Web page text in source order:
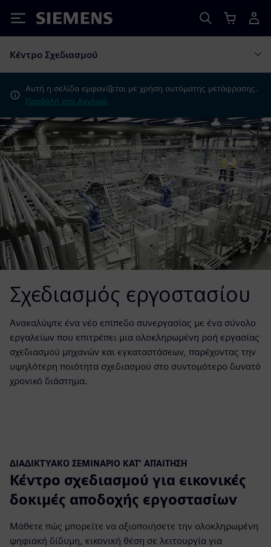
Siemens
Κέντρο Σχεδιασμού
Αυτή η σελίδα εμφανίζεται με χρήση αυτόματης μετάφρασης.
Προβολή στα Αγγλικά;
Σχεδιασμός εργοστασίου
Ανακαλύψτε ένα νέο επίπεδο συνεργασίας με ένα σύνολο
εργαλείων που επιτρέπει μια ολοκληρωμένη ροή εργασίας
σχεδιασμού μηχανών και εγκαταστάσεων, παρέχοντας την
υψηλότερη ποιότητα σχεδιασμού στο συντομότερο δυνατό
χρονικό διάστημα.
ΔΙΑΔΙΚΤΥΑΚΌ ΣΕΜΙΝΆΡΙΟ ΚΑΤ' ΑΠΑΊΤΗΣΗ
Κέντρο σχεδιασμού για εικονικές
δοκιμές αποδοχής εργοστασίων
Μάθετε πώς μπορείτε να αξιοποιήσετε την ολοκληρωμένη
ψηφιακή δίδυμη, εικονική θέση σε λειτουργία για